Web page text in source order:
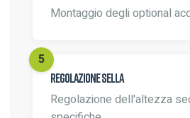
Montaggio degli optional
Regolazione sella
Regolazione dell'altezza